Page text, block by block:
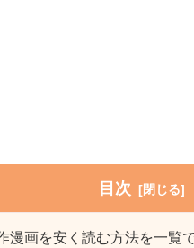
目次
漫画を安く読む方法を一覧